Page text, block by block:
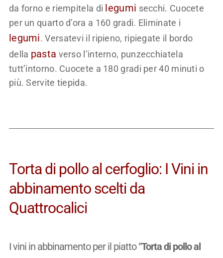
da forno e riempitela di legumi secchi. Cuocete
per un quarto d’ora a 160 gradi. Eliminate i
legumi. Versatevi il ripieno, ripiegate il bordo
della pasta verso l’interno, punzecchiatela
tutt’intorno. Cuocete a 180 gradi per 40 minuti o
più. Servite tiepida.
Torta di pollo al cerfoglio: I Vini in
abbinamento scelti da
Quattrocalici
I vini in abbinamento per il piatto “Torta di pollo al